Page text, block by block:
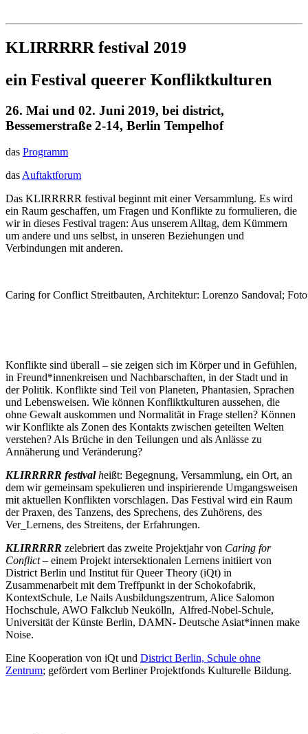
queer-institut
Institut für queer theory
KLIRRRRR festival 2019
ein Festival queerer Konfliktkulturen
26. Mai und 02. Juni 2019, bei district,
Bessemerstraße 2-14, Berlin Tempelhof
das Programm
dasAuftaktforum
Das KLIRRRRR festival beginnt mit einer Versammlung. Es wird
ein Raum geschaffen, um Fragen und Konflikte zu formulieren, die
wir in dieses Festival tragen: Aus unserem Alltag, dem Kümmern
um andere und uns selbst, in unseren Beziehungen und
Verbindungen mit anderen.
Caring for Conflict Streitbauten, Architektur: Lorenzo Sandoval;
Konflikte sind überall – sie zeigen sich im Körper und in Gefühlen,
in Freund*innenkreisen und Nachbarschaften, in der Stadt und in
der Politik. Konflikte sind Teil von Planeten, Phantasien, Sprachen
und Lebensweisen. Wie können Konfliktkulturen aussehen, die
ohne Gewalt auskommen und Normalität in Frage stellen? Können
wir Konflikte als Zonen des Kontakts zwischen geteilten Welten
verstehen? Als Brüche in den Teilungen und als Anlässe zu
Annäherung und Veränderung?
KLIRRRRR festival heißt: Begegnung, Versammlung, ein Ort, an
dem wir gemeinsam spekulieren und inspirierende Umgangsweisen
mit aktuellen Konflikten vorschlagen. Das Festival wird ein Raum
der Praxen, des Tanzens, des Sprechens, des Zuhörens, des
Ver_Lernens, des Streitens, der Erfahrungen.
KLIRRRRR zelebriert das zweite Projektjahr von Caring for
Conflict– einem Projekt intersektionalen Lernens initiiert von
District Berlin und Institut für Queer Theory (iQt) in
Zusammenarbeit mit dem Treffpunkt in der Schokofabrik,
KontextSchule, Le Nails Ausbildungszentrum, Alice Salomon
Hochschule, AWO Falkclub Neukölln, Alfred-Nobel-Schule,
Universität der Künste Berlin, DAMN- Deutsche Asiat*innen make
Noise.
Eine Kooperation von iQt und District Berlin, Schule ohne
Zentrum; gefördert vom Berliner Projektfonds Kulturelle Bildung.